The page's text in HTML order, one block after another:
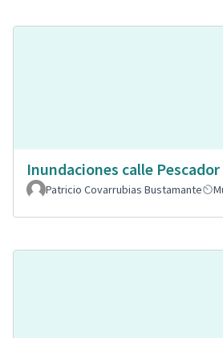
Inundaciones calle Pescador
Patricio Covarrubias Bustamante